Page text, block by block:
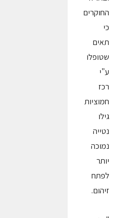
החוקרים
כי
תאים
שטופלו
ע"י
רכז
חמוציות
גילו
נטייה
נמוכה
יותר
לפתח
זיהום.